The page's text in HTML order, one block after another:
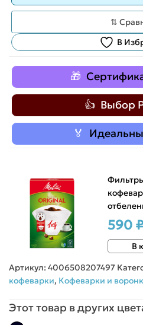
⇅
В
Выбор
590 ₽
В
Артикул: 4006508207497
кофеварки, Кофеварки и
Этот товар в других